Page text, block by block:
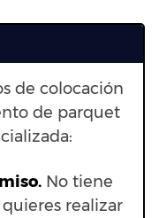
de colocación
de parquet
No tiene
realizar